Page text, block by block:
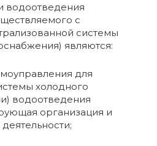
водоотведения
с
системы
являются:
для
холодного
водоотведения
организация и